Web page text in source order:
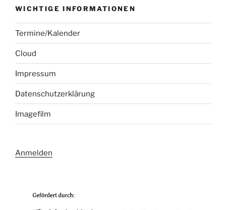
WICHTIGE INFORMATIONEN
Termine/Kalender
Cloud
Impressum
Datenschutzerklärung
Imagefilm
Anmelden